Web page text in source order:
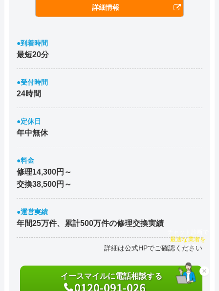
詳細情報
●到着時間
最短20分
●受付時間
24時間
●定休日
年中無休
●料金
修理14,300円～
交換38,500円～
●運営実績
年間25万件、累計500万件の修理交換実績
詳細は公式HPでご確認ください
イースマイルに電話相談する
0120-091-026
×
最適な業者を
ご提案